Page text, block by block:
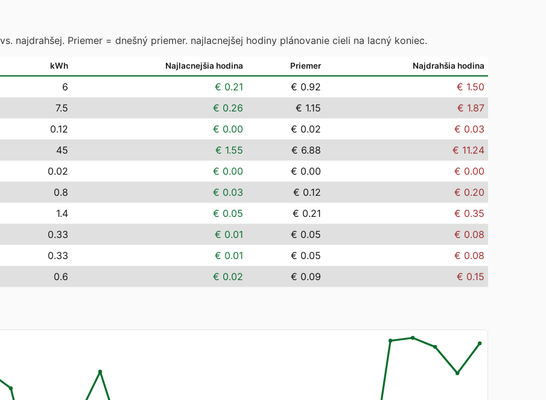
najdrahšej. Priemer = dnešný priemer. najlacnejšej hodiny plánovanie cieli na lacný koniec.
kWh Najlacnejšia hodina Priemer Najdrahšia hodina
6 € 0.21 € 0.92
€ 1.50
7.5 € 0.26 € 1.15
€ 1.87
0.12 € 0.00 € 0.02
€ 0.03
45 € 1.55 € 6.88
€ 11.24
0.02 € 0.00 € 0.00
€ 0.00
0.8 € 0.03 € 0.12
€ 0.20
1.4 € 0.05 € 0.21
€ 0.35
0.33 € 0.01 € 0.05
€ 0.08
0.33 € 0.01 € 0.05
€ 0.08
0.6 € 0.02 € 0.09 € 0.15